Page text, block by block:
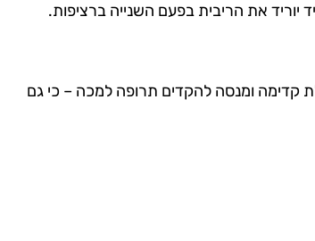
יוריד את הריבית בפעם השנייה ברציפות.
ומנסה להקדים תרופה למכה – כי גם